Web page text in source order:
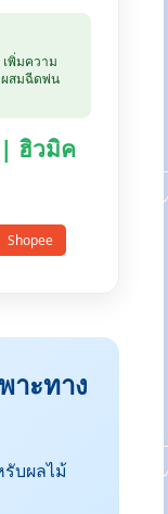
พิ่มความ
ผสมฉีดพ่น
| ฮิวมิค
Shopee
าะทาง
บผลไม้